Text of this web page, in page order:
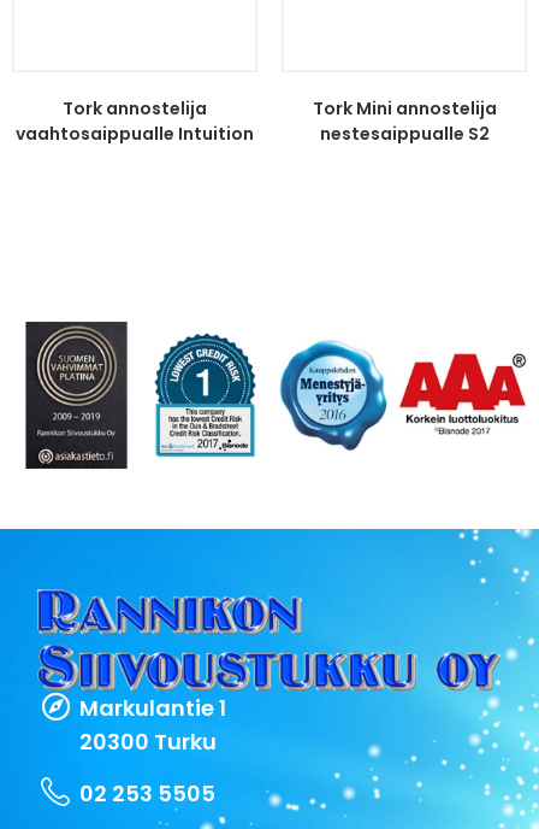
Tork annostelija
vaahtosaippualle Intuition
Tork Mini annostelija
nestesaippualle S2
Markulantie 1
20300 Turku
02 253 5505